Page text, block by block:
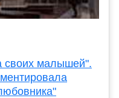
своих малышей".